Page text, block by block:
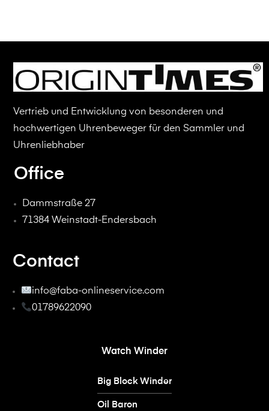
Vertrieb und Entwicklung von besonderen und
hochwertigen Uhrenbeweger für den Sammler und
Uhrenliebhaber
Office
Dammstraße 27
71384 Weinstadt-Endersbach
Contact
info@faba-onlineservice.com
01789622090
Watch Winder
Big Block Winder
Oil Baron